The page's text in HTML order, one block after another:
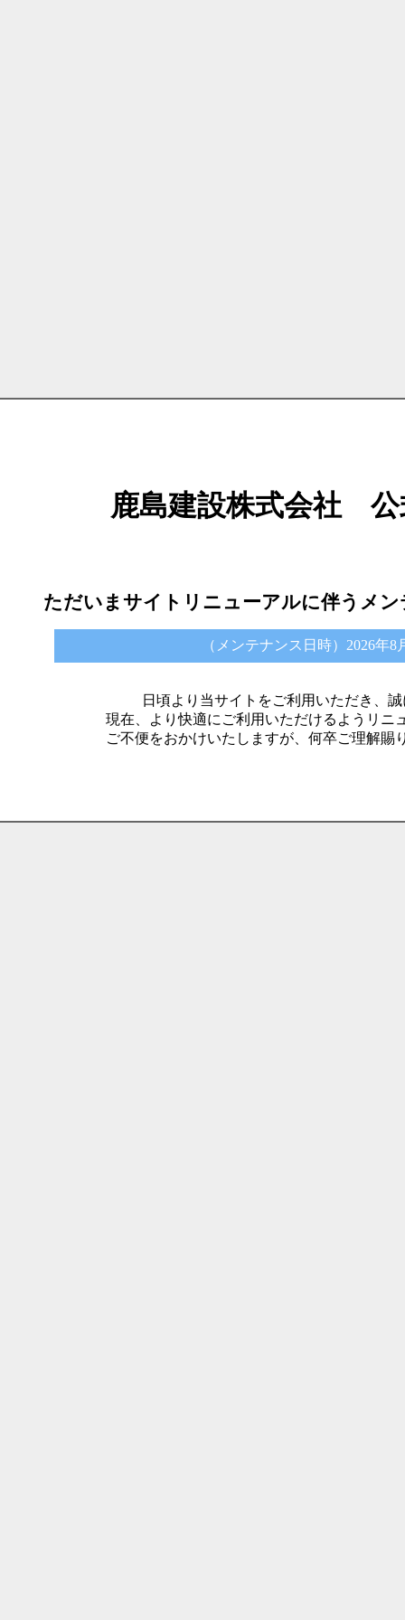
鹿島建設株式会社
ただいまサイトリニューアルに伴うメ
（メンテナンス日時）2026年8
日頃より当サイトをご利用いただき、
現在、より快適にご利用いただけるようリニ
ご不便をおかけいたしますが、何卒ご理解賜